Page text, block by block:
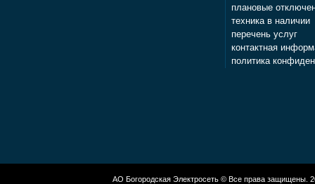
плановые
техника в наличии
перечень услуг
контактная
политика
АО Богородская Электросеть © Все права защищены.